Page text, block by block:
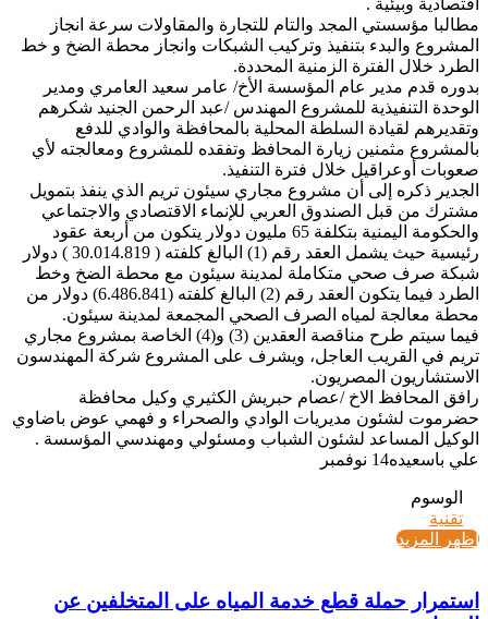
مطالبا مؤسستي المجد والتام للتجارة والمقاولات سرعة انجاز
المشروع والبدء بتنفيذ وتركيب الشبكات وانجاز محطة الضخ و خط
الطرد خلال الفترة الزمنية المحددة.
بدوره قدم مدير عام المؤسسة الأخ/ عامر سعيد العامري ومدير
الوحدة التنفيذية للمشروع المهندس /عبد الرحمن الجنيد شكرهم
وتقديرهم لقيادة السلطة المحلية بالمحافظة والوادي للدفع
بالمشروع مثمنين زيارة المحافظ وتفقده للمشروع ومعالجته لأي
صعوبات أوعراقيل خلال فترة التنفيذ.
الجدير ذكره إلى أن مشروع مجاري سيئون تريم الذي ينفذ بتمويل
مشترك من قبل الصندوق العربي للإنماء الاقتصادي والاجتماعي
والحكومة اليمنية بتكلفة 65 مليون دولار يتكون من أربعة عقود
رئيسية حيث يشمل العقد رقم (1) البالغ كلفته ( 30.014.819 ) دولار
شبكة صرف صحي متكاملة لمدينة سيئون مع محطة الضخ وخط
الطرد فيما يتكون العقد رقم (2) البالغ كلفته (6.486.841) دولار من
محطة معالجة لمياه الصرف الصحي المجمعة لمدينة سيئون.
فيما سيتم طرح مناقصة العقدين (3) و(4) الخاصة بمشروع مجاري
تريم في القريب العاجل، ويشرف على المشروع شركة المهندسون
الاستشاريون المصريون.
رافق المحافظ الاخ /عصام حبريش الكثيري وكيل محافظة
حضرموت لشئون مديريات الوادي والصحراء و فهمي عوض باضاوي
الوكيل المساعد لشئون الشباب ومسئولي ومهندسي المؤسسة .
علي باسعيده14 نوفمبر
الوسوم
تقنية
اظهر المزيد
استمرار حملة قطع خدمة المياه على المتخلفين عن